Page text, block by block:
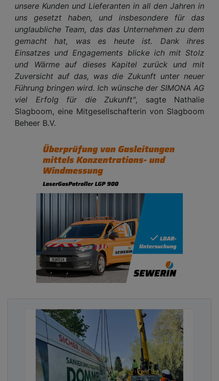
unsere Kunden und Lieferanten in all den Jahren in
uns gesetzt haben, und insbesondere für das
unglaubliche Team, das das Unternehmen zu dem
gemacht hat, was es heute ist. Dank ihres
Einsatzes und Engagements blicke ich mit Stolz
und Wärme auf dieses Kapitel zurück und mit
Zuversicht auf das, was die Zukunft unter neuer
Führung bringen wird. Ich wünsche der SIMONA AG
viel Erfolg für die Zukunft", sagte Nathalie
Slagboom, eine Mitgesellschafterin von Slagboom
Beheer B.V.